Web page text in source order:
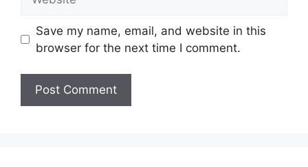
Save my name, email, and website in this
browser for the next time I comment.